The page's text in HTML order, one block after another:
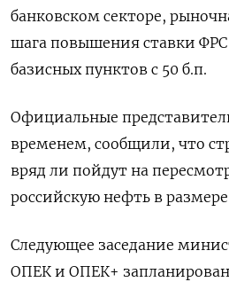
банковском секторе,
шага повышения ставки ФРС
базисных пунктов с 50 б.п.
Официальные
временем, сообщили, что
вряд ли пойдут на
российскую нефть в размере
Следующее заседание
ОПЕК и ОПЕК+